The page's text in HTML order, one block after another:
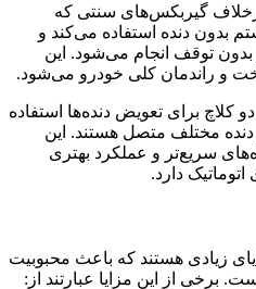
گیربکس‌های سنتی که
بدون دنده استفاده می‌کند و
توقف انجام می‌شود. این
و راندمان کلی خودرو می‌شود.
کلاچ برای تعویض دنده‌ها استفاده
مختلف متصل هستند. این
سریع‌تر و عملکرد بهتری
دارد.
زیادی هستند که باعث محبوبیت
برخی از این مزایا عبارتند از: